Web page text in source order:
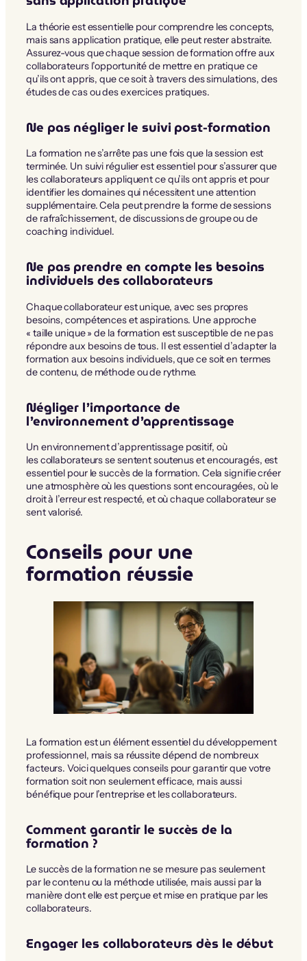
La théorie est essentielle pour comprendre les concepts,
mais sans application pratique, elle peut rester abstraite.
Assurez-vous que chaque session de formation offre aux
collaborateurs l’opportunité de mettre en pratique ce
qu’ils ont appris, que ce soit à travers des simulations, des
études de cas ou des exercices pratiques.
Ne pas négliger le suivi post-formation
La formation ne s’arrête pas une fois que la session est
terminée. Un suivi régulier est essentiel pour s’assurer que
les collaborateurs appliquent ce qu’ils ont appris et pour
identifier les domaines qui nécessitent une attention
supplémentaire. Cela peut prendre la forme de sessions
de rafraîchissement, de discussions de groupe ou de
coaching individuel.
Ne pas prendre en compte les besoins
individuels des collaborateurs
Chaque collaborateur est unique, avec ses propres
besoins, compétences et aspirations. Une approche
« taille unique » de la formation est susceptible de ne pas
répondre aux besoins de tous. Il est essentiel d’adapter la
formation aux besoins individuels, que ce soit en termes
de contenu, de méthode ou de rythme.
Négliger l’importance de
l’environnement d’apprentissage
Un environnement d’apprentissage positif, où
les collaborateurs se sentent soutenus et encouragés, est
essentiel pour le succès de la formation. Cela signifie créer
une atmosphère où les questions sont encouragées, où le
droit à l’erreur est respecté, et où chaque collaborateur se
sent valorisé.
Conseils pour une
formation réussie
La formation est un élément essentiel du développement
professionnel, mais sa réussite dépend de nombreux
facteurs. Voici quelques conseils pour garantir que votre
formation soit non seulement efficace, mais aussi
bénéfique pour l’entreprise et les collaborateurs.
Comment garantir le succès de la
formation ?
Le succès de la formation ne se mesure pas seulement
par le contenu ou la méthode utilisée, mais aussi par la
manière dont elle est perçue et mise en pratique par les
collaborateurs.
Engager les collaborateurs dès le début